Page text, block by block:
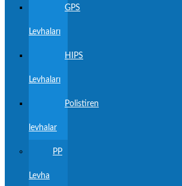
GPS
Levhaları
HIPS
Levhaları
Polistiren
levhalar
PP
Levha